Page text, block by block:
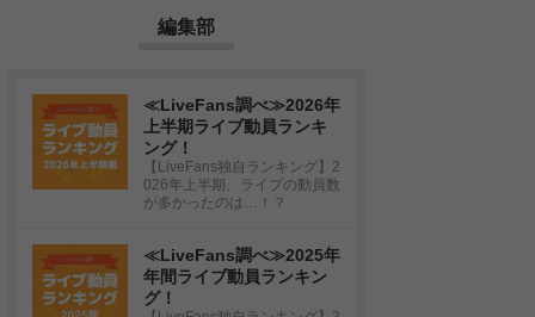
編集部
≪LiveFans調べ≫2026年
上半期ライブ動員ランキ
ング！
【LiveFans独自ランキング】2
026年上半期、ライブの動員数
が多かったのは…！？
≪LiveFans調べ≫2025年
年間ライブ動員ランキン
グ！